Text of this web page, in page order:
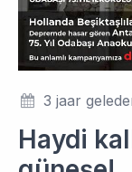
3 jaar
Haydi